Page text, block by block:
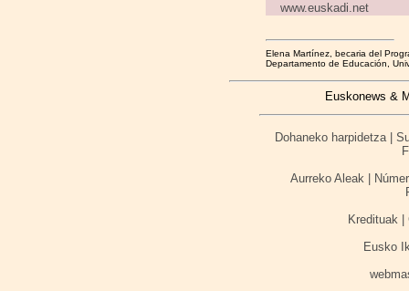
www.euskadi.net
Elena Martínez, becaria del
Departamento de Educación,
Euskonews &
Dohaneko harpidetza |
Aurreko Aleak |
Kredituak
Eusko